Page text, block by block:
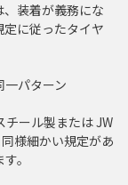
装着が義務にな
に従ったタイヤ
パターン
チール製または JW
様細かい規定があ
。